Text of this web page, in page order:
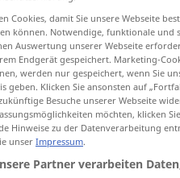
Cookies, damit Sie unsere Webseite
können. Notwendige, funktionale und
Auswertung unserer Webseite
Endgerät gespeichert. Marketing-
werden nur gespeichert, wenn Sie
geben. Klicken Sie ansonsten auf
Besuche unserer Webseite
möchten, klicken
Hinweise zu der Datenverarbeitung
unser Impressum.
Partner verarbeiten